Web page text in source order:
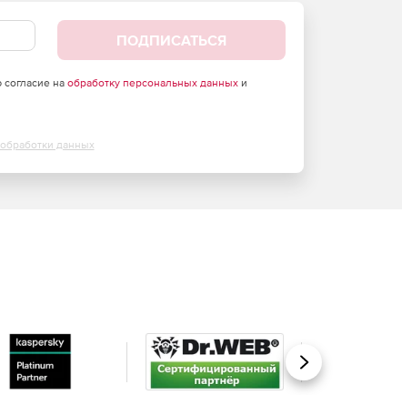
ПОДПИСАТЬСЯ
согласие на обработку персональных данныхи
данных
Вперед